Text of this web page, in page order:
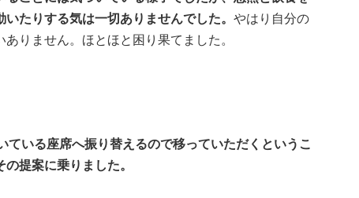
たりする気は一切ありませんでした。 やはり自分の
りません。ほとほと困り果てました。
ている座席へ振り替えるので移っていただくというこ
提案に乗りました。